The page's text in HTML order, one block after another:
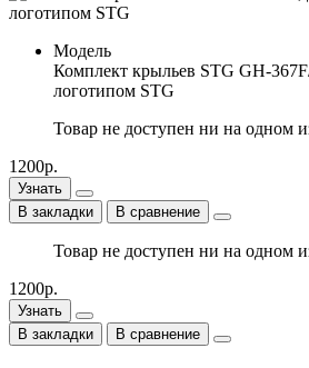
Модель
Комплект крыльев STG GH-
логoтипом STG
Товар не доступен ни на одном
1200р.
Узнать
В закладки
В сравнение
Товар не доступен ни на одном
1200р.
Узнать
В закладки
В сравнение